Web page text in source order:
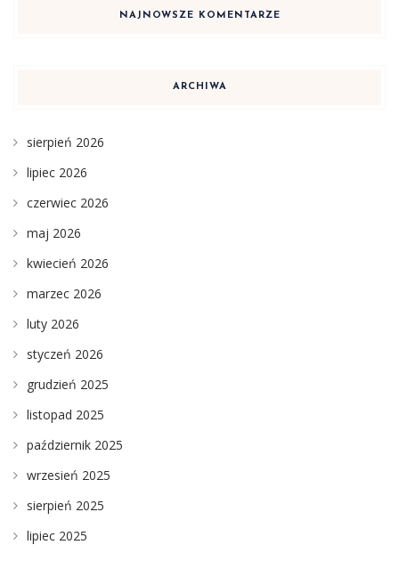
NAJNOWSZE KOMENTARZE
ARCHIWA
sierpień 2026
lipiec 2026
czerwiec 2026
maj 2026
kwiecień 2026
marzec 2026
luty 2026
styczeń 2026
grudzień 2025
listopad 2025
październik 2025
wrzesień 2025
sierpień 2025
lipiec 2025